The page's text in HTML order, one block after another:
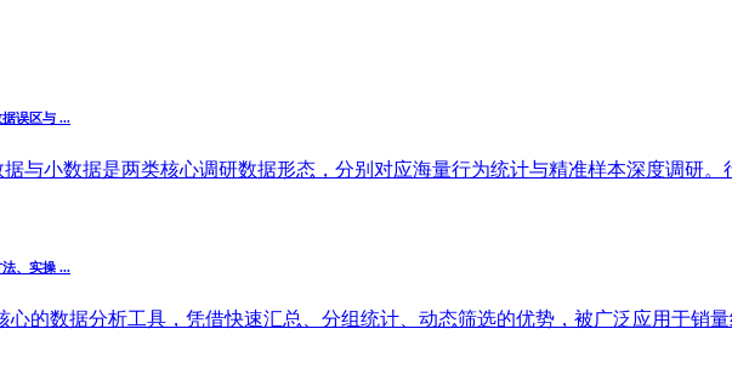
据误区与 ...
与小数据是两类核心调研数据形态，分别对应海量行为统计与精准样本深度调研。
法、实操 ...
心的数据分析工具，凭借快速汇总、分组统计、动态筛选的优势，被广泛应用于销